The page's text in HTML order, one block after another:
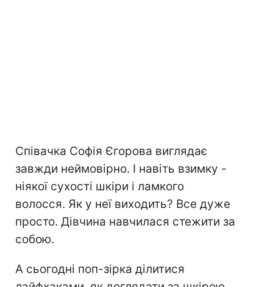
Співачка Софія Єгорова виглядає
завжди неймовірно. І навіть взимку -
ніякої сухості шкіри і ламкого
волосся. Як у неї виходить? Все дуже
просто. Дівчина навчилася стежити за
собою.
А сьогодні поп-зірка ділитися